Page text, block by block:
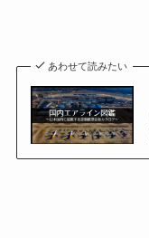
あわせて読みたい